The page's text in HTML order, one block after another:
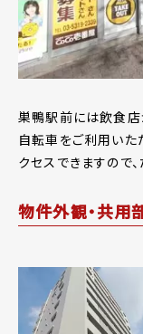
巣鴨駅前には飲食店
自転車をご利用い
クセスできますので
物件外観・共用